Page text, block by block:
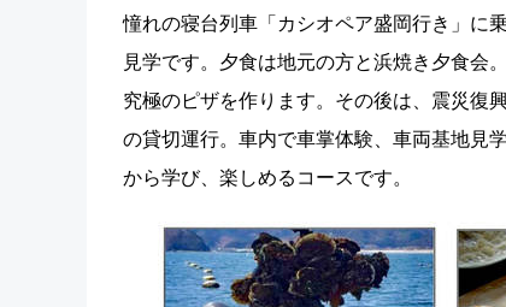
憧れの寝台列車「カシオペア盛岡行き」に
見学です。夕食は地元の方と浜焼き夕食会
究極のピザを作ります。その後は、震災復
の貸切運行。車内で車掌体験、車両基地見
から学び、楽しめるコースです。